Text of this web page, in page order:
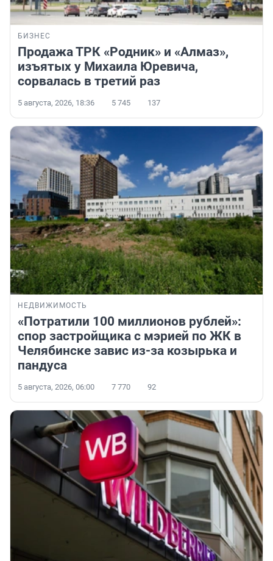
БИЗНЕС
Продажа ТРК «Родник» и «Алмаз»,
изъятых у Михаила Юревича,
сорвалась в третий раз
5 августа, 2026, 18:36 5 745 137
НЕДВИЖИМОСТЬ
«Потратили 100 миллионов рублей»:
спор застройщика с мэрией по ЖК в
Челябинске завис из-за козырька и
пандуса
5 августа, 2026, 06:00 7 770 92